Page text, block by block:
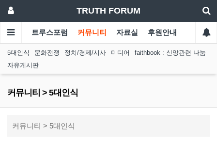
TRUTH FORUM
트루스포럼 커뮤니티 자료실 후원안내
5대인식 문화전쟁 정치/경제/시사 미디어
faithbook : 신앙관련 나눔
자유게시판
커뮤니티 > 5대인식
커뮤니티 > 5대인식